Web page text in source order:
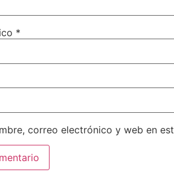
*
correo electrónico y web en